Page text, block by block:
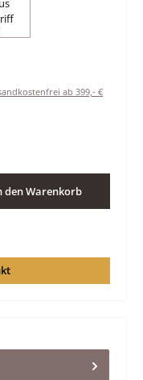
ab 399,- €
den Warenkorb